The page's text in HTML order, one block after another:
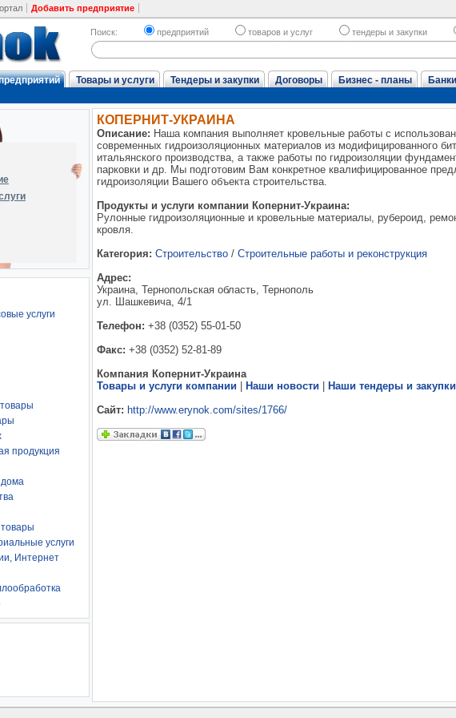
Добавить предприятие
Поиск: предприятий товаров и услуг тендеры и закупки
Товары и услуги Тендеры и закупки Договоры Бизнес - планы
услуги
продукция
дома
услуги
Интернет
КОПЕРНИТ-УКРАИНА
Описание: Наша компания выполняет кровельные работы с
современных гидроизоляционных материалов из модифицированного
итальянского производства, а также работы по гидроизоляции
парковки и др. Мы подготовим Вам конкретное квалифицированное
гидроизоляции Вашего объекта строительства.
Продукты и услуги компании Копернит-Украина:
Рулонные гидроизоляционные и кровельные материалы, рубероид,
кровля.
Категория: Строительство / Строительные работы и реконструкция
Адрес:
Украина, Тернопольская область, Тернополь
ул. Шашкевича, 4/1
Телефон: +38 (0352) 55-01-50
Факс: +38 (0352) 52-81-89
Компания Копернит-Украина
Товары и услуги компании
Наши новости Наши тендеры и закупки
Сайт: http://www.erynok.com/sites/1766/